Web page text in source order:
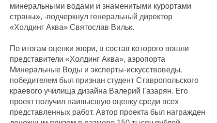
минеральными водами и знаменитыми курортами
страны», -подчеркнул генеральный директор
«Холдинг Аква» Святослав Вильк.
По итогам оценки жюри, в состав которого вошли
представители «Холдинг Аква», аэропорта
Минеральные Воды и эксперты-искусствоведы,
победителем был признан студент Ставропольского
краевого училища дизайна Валерий Газарян. Его
проект получил наивысшую оценку среди всех
представленных работ. Автор проекта был награжден